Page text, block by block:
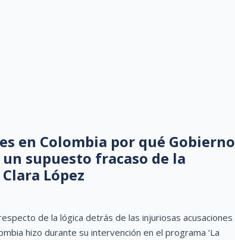
en Colombia por qué Gobierno
supuesto fracaso de la
López
de la lógica detrás de las injuriosas acusaciones
hizo durante su intervención en el programa ‘La